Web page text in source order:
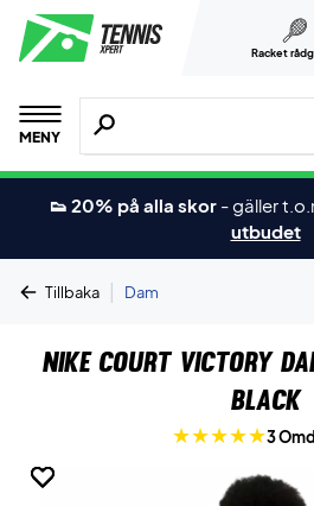
Racket
MENY
Sök efter produkter,
👟 20% på alla skor -gäller
utbudet
Tillbaka | Dam
Nike Court Victory
Black
3